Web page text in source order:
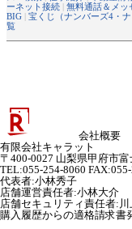
ーネット接続 | 無料通話＆メッ
BIG | 宝くじ（ナンバーズ4・ナ
覧
会社概要
有限会社キャラット
〒400-0027 山梨県甲府市富
TEL:055-254-8060
代表者:小林秀子
店舗運営責任者:小林大介
店舗セキュリティ責任者:
購入履歴からの適格請求書